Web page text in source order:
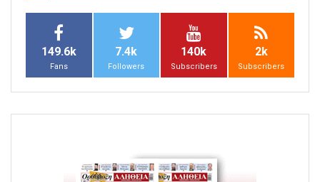
149.6k
Fans
7.4k
Followers
140k
Subscribers
2k
Subscribers